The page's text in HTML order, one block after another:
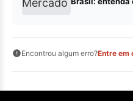
Encontrou algum erro?Entre em